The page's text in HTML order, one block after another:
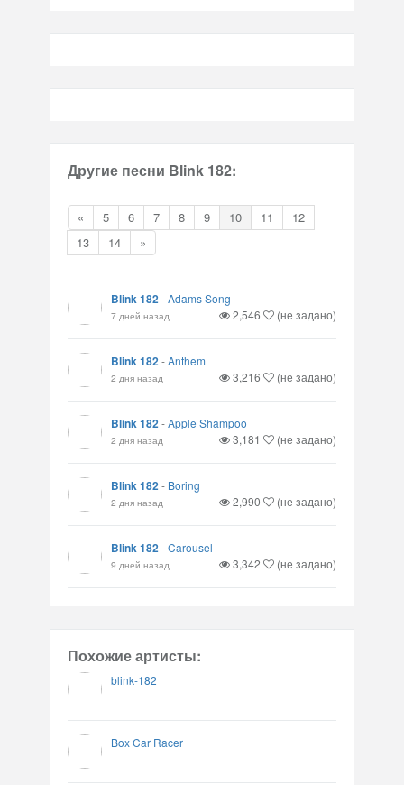
Другие песни Blink 182:
« 5 6 7 8 9 10 11
12
13
14 »
Blink 182-Adams Song
7 дней назад 2,546 (не задано)
Blink 182-Anthem
2 дня назад 3,216 (не задано)
Blink 182-Apple Shampoo
2 дня назад 3,181 (не задано)
Blink 182- Boring
2 дня назад 2,990 (не задано)
Blink 182-Carousel
9 дней назад 3,342 (не задано)
Похожие артисты:
blink-182
Box Car Racer